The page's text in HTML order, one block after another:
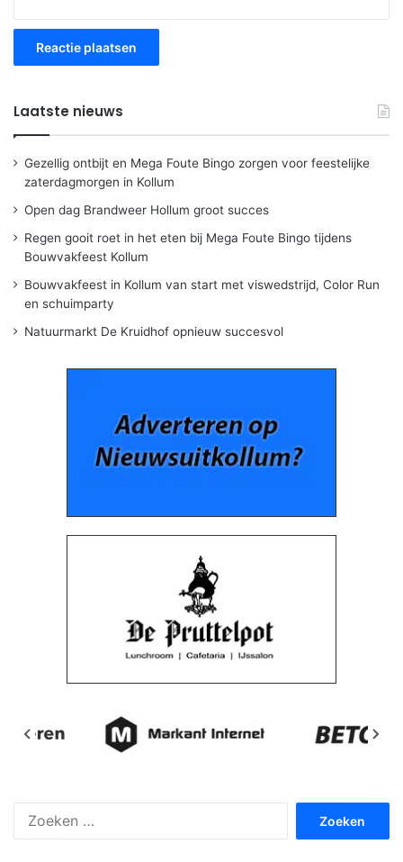
Laatste nieuws
Gezellig ontbijt en Mega Foute Bingo zorgen voor feestelijke
zaterdagmorgen in Kollum
Open dag Brandweer Hollum groot succes
Regen gooit roet in het eten bij Mega Foute Bingo tijdens
Bouwvakfeest Kollum
Bouwvakfeest in Kollum van start met viswedstrijd, Color Run
en schuimparty
Natuurmarkt De Kruidhof opnieuw succesvol